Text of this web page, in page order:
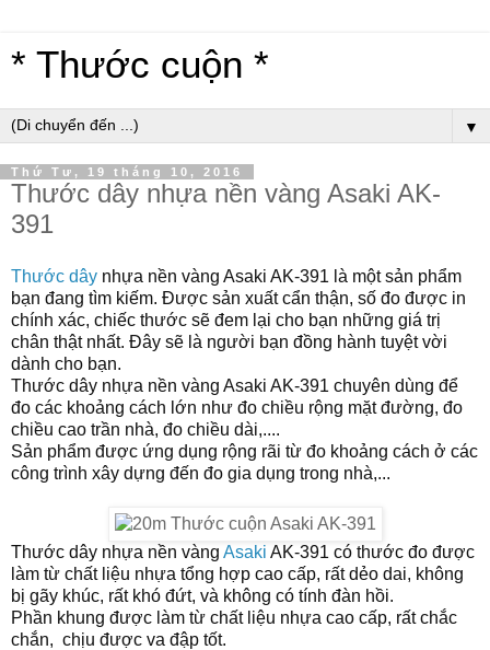
* Thước cuộn *
▼
Thứ Tư, 19 tháng 10, 2016
Thước dây nhựa nền vàng Asaki AK-
391
Thước dây nhựa nền vàng Asaki AK-391 là một sản phẩm
bạn đang tìm kiếm. Được sản xuất cẩn thận, số đo được in
chính xác, chiếc thước sẽ đem lại cho bạn những giá trị
chân thật nhất. Đây sẽ là người bạn đồng hành tuyệt vời
dành cho bạn.
Thước dây nhựa nền vàng Asaki AK-391 chuyên dùng để
đo các khoảng cách lớn như đo chiều rộng mặt đường, đo
chiều cao trần nhà, đo chiều dài,....
Sản phẩm được ứng dụng rộng rãi từ đo khoảng cách ở các
công trình xây dựng đến đo gia dụng trong nhà,...
Thước dây nhựa nền vàng Asaki AK-391 có thước đo được
làm từ chất liệu nhựa tổng hợp cao cấp, rất dẻo dai, không
bị gãy khúc, rất khó đứt, và không có tính đàn hồi.
Phần khung được làm từ chất liệu nhựa cao cấp, rất chắc
chắn, chịu được va đập tốt.